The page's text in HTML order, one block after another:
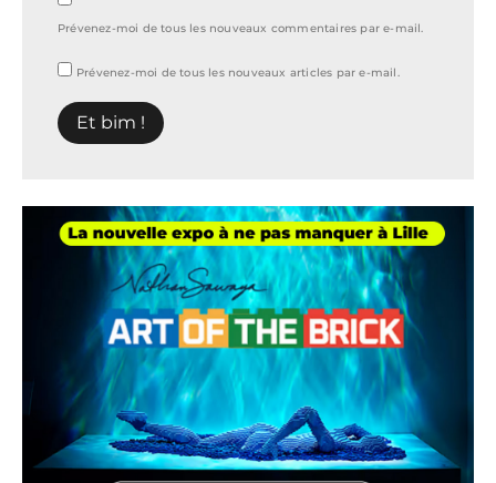
Prévenez-moi de tous les nouveaux commentaires par e-mail.
Prévenez-moi de tous les nouveaux articles par e-mail.